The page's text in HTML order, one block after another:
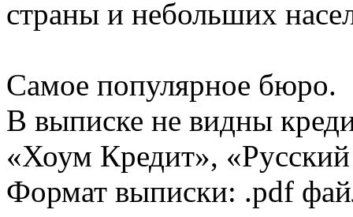
страны и небольших
Самое популярное бюро.
В выписке не видны
«Хоум Кредит»,
Формат выписки: .pdf